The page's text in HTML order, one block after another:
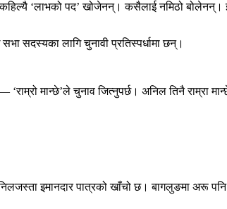
‘लाभको पद’ खोजेनन्। कसैलाई नमिठो बोलेनन्।
सदस्यका लागि चुनावी प्रतिस्पर्धामा छन्।
मान्छे’ले चुनाव जित्नुपर्छ। अनिल तिनै राम्रा
इमानदार पात्रको खाँचो छ। बागलुङमा अरू